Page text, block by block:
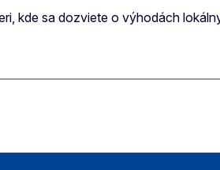
kde sa dozviete o výhodách